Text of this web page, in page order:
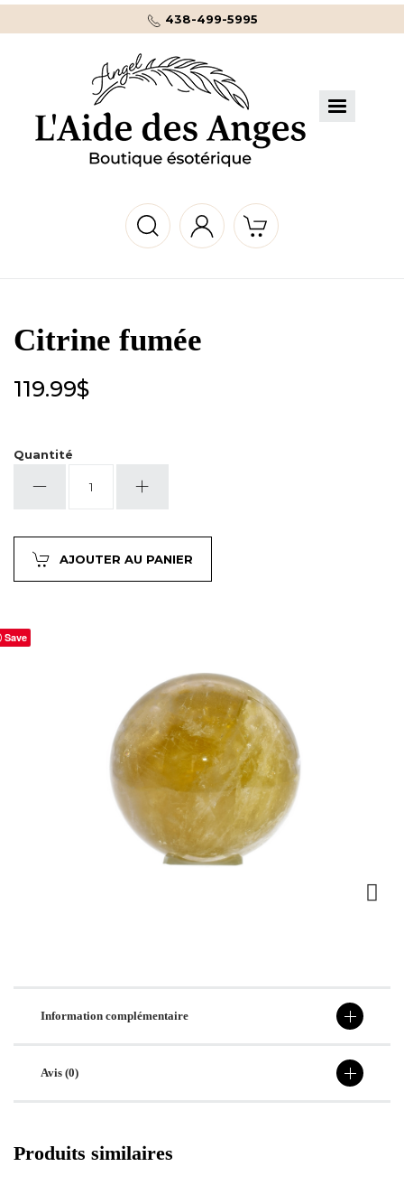
438-499-5995
Save
Citrine fumée
119.99$
Quantité
AJOUTER AU PANIER
Information complémentaire
Avis (0)
Produits similaires